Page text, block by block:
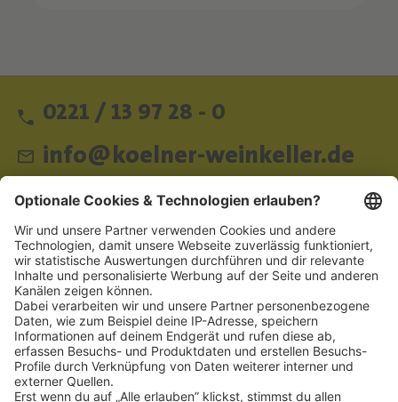
0221 / 13 97 28 - 0
info@koelner-weinkeller.de
Schnellzugriff
ZAHLUNGSMETHODEN
SOCIAL
NEWSLETTER